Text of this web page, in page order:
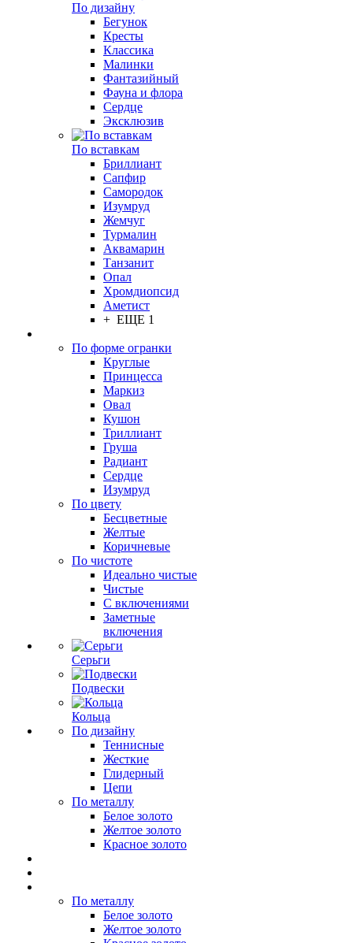
По дизайну
Бегунок
Кресты
Классика
Малинки
Фантазийный
Фауна и флора
Сердце
Эксклюзив
По вставкам
Бриллиант
Сапфир
Самородок
Изумруд
Жемчуг
Турмалин
Аквамарин
Танзанит
Опал
Хромдиопсид
Аметист
+ ЕЩЕ 1
По форме огранки
Круглые
Принцесса
Маркиз
Овал
Кушон
Триллиант
Груша
Радиант
Сердце
Изумруд
По цвету
Бесцветные
Желтые
Коричневые
По чистоте
Идеально чистые
Чистые
С включениями
Заметные
включения
Серьги
Подвески
Кольца
По дизайну
Теннисные
Жесткие
Глидерный
Цепи
По металлу
Белое золото
Желтое золото
Красное золото
По металлу
Белое золото
Желтое золото